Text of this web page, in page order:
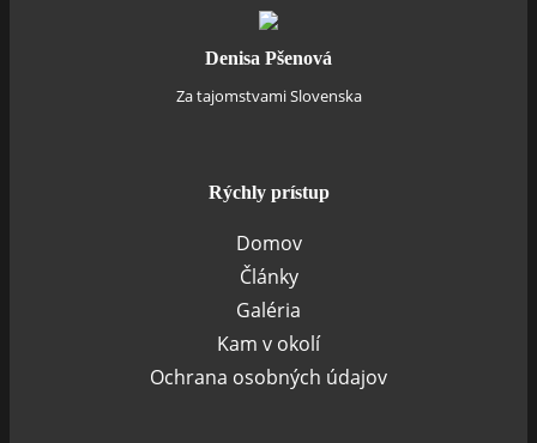
Denisa Pšenová
Za tajomstvami Slovenska
Rýchly prístup
Domov
Články
Galéria
Kam v okolí
Ochrana osobných údajov